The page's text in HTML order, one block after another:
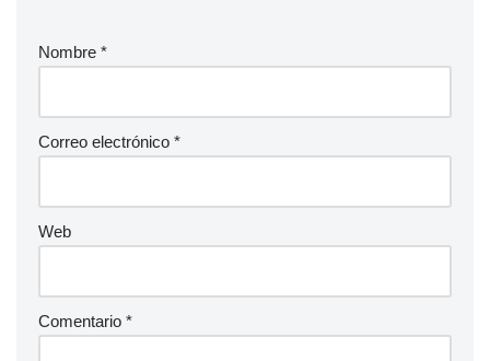
Nombre *
Correo electrónico *
Web
Comentario *